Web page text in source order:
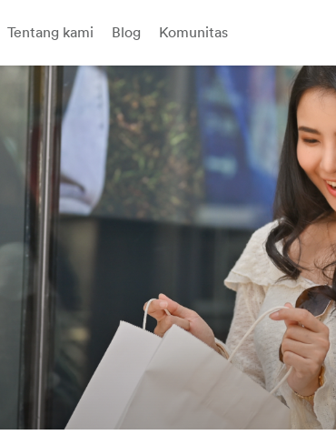
Tentang kami Blog Komunitas